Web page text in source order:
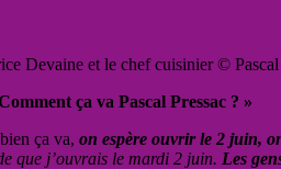
Devaine et le chef cuisinier ©
ça va Pascal Pressac ? »
ça va, on espère ouvrir le 2 juin,
que j’ouvrais le mardi 2 juin. Les